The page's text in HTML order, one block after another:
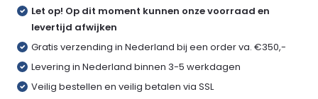
Let op! Op dit moment kunnen onze voorraad en
levertijd afwijken
Gratis verzending in Nederland bij een order va. €350,-
Levering in Nederland binnen 3-5 werkdagen
Veilig bestellen en veilig betalen via SSL